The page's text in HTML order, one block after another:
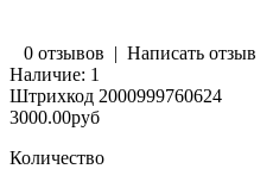
0 отзывов | Написать отзыв
Наличие: 1
Штрихкод 2000999760624
3000.00руб
Количество